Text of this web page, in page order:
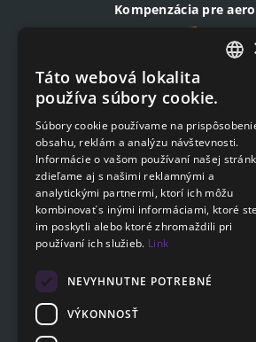
Kompenzácia pre
Podat on-line
Podat on-line žiadosť
Navigácia
Cenník
Otázky a odpovede
Poradňa
Táto webová lokalita
používa súbory cookie.
Súbory cookie používame na
obsahu, reklám a analýzu návštevnosti.
Informácie o vašom používaní našej
zdieľame aj s našimi reklamnými a
analytickými partnermi, ktorí ich môžu
kombinovať s inými informáciami, ktoré ste
im poskytli alebo ktoré zhromaždili pri
používaní ich služieb. Link
NEVYHNUTNE POTREBNÉ
VÝKONNOSŤ